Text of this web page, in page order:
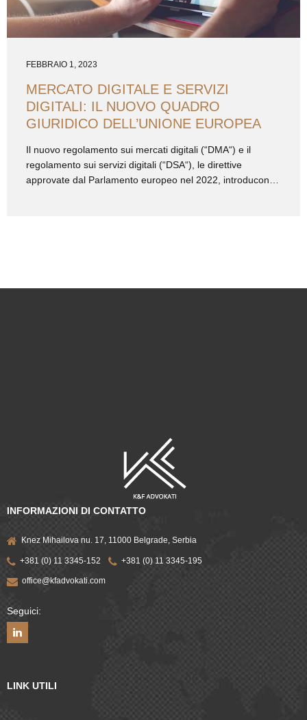
FEBBRAIO 1, 2023
MERCATO DIGITALE E SERVIZI
DIGITALI: IL NUOVO QUADRO
GIURIDICO DELL’UNIONE EUROPEA
Il nuovo regolamento sui mercati digitali (“DMA“) e il
regolamento sui servizi digitali (“DSA“), le direttive
approvate dal Parlamento europeo nel 2022, introducono
INFORMAZIONI DI CONTATTO
Knez Mihailova nu. 17, 11000 Belgrade, Serbia
+381 (0) 11 3345-152 +381 (0) 11 3345-195
office@kfadvokati.com
Seguici:
LINK UTILI